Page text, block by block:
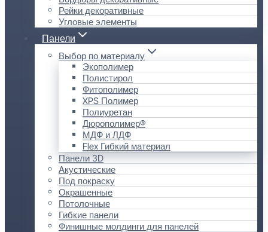
Рейки декоративные
Угловые элементы
Панели
Выбор по материалу
Экополимер
Полистирол
Фитополимер
XPS Полимер
Полиуретан
Дюрополимер®
МДФ и ЛДФ
Flex Гибкий материал
Панели 3D
Акустические
Под покраску
Окрашенные
Потолочные
Гибкие панели
Финишные молдинги для панелей